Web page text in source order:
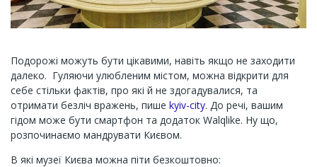
Подорожі можуть бути цікавими, навіть якщо не заходити
далеко. Гуляючи улюбленим містом, можна відкрити для
себе стільки фактів, про які й не здогадувалися, та
отримати безліч вражень, пише kyiv-city. До речі, вашим
гідом може бути смартфон та додаток Walqlike. Ну що,
розпочинаємо мандрувати Києвом.
В які музеї Києва можна піти безкоштовно: